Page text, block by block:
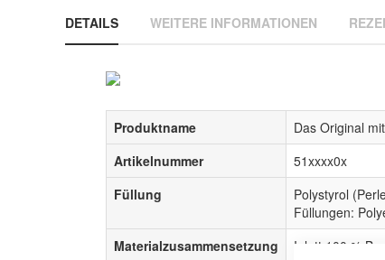
DETAILS
Produktname
Das Original
Artikelnummer
51xxxx0x
Füllung
Polystyrol
Füllungen:
Materialzusammensetzung
Inlett 100 %
WEITERE INFORMATIONEN